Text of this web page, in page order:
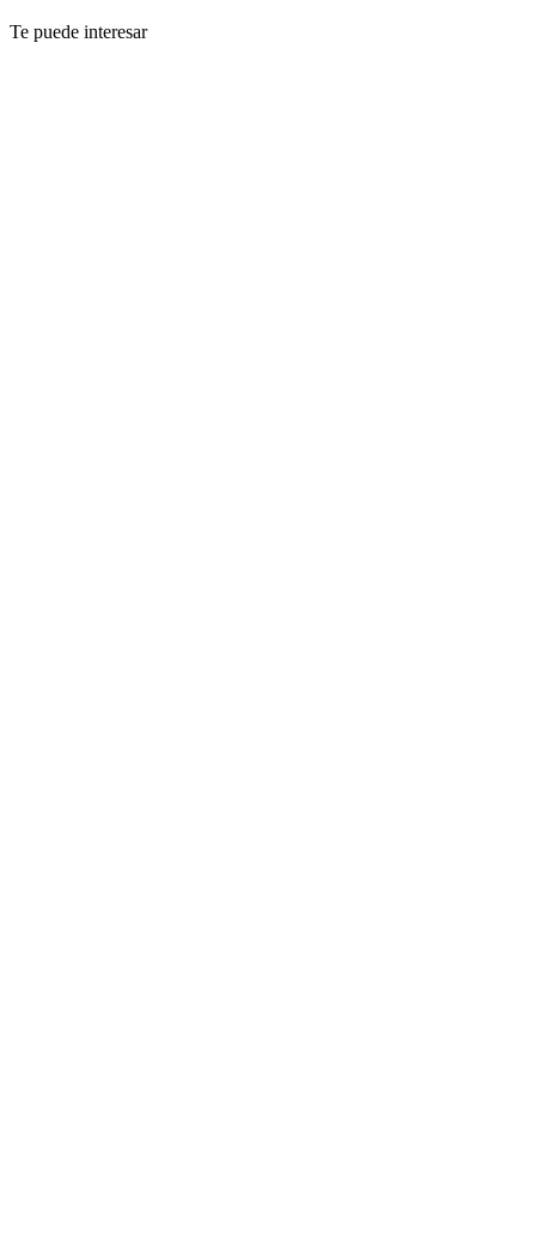
Te puede interesar